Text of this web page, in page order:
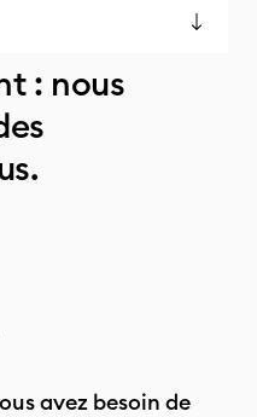
: nous
avez besoin de